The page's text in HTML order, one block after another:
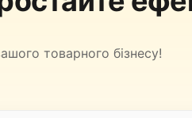
товарного бізнесу!